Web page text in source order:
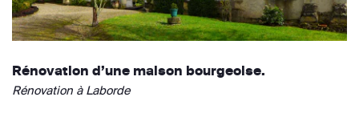
Rénovation d’une maison bourgeoise.
Rénovation à Laborde